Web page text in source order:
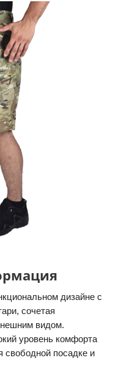
дизайне с
сочетая
видом.
уровень комфорта
свободной посадке и